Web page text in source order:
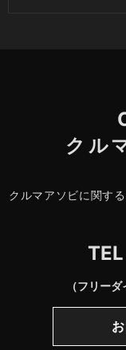
クル
クルマアソビに関す
TEL
（フリー